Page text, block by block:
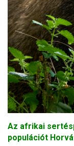
Az afrikai
populációt